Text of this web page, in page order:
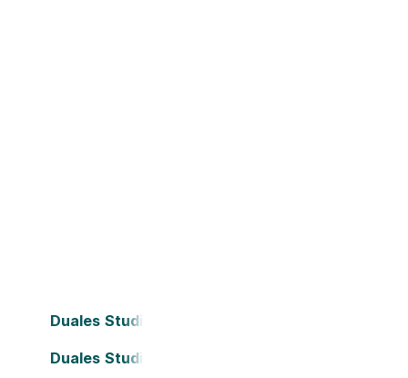
Duales Studium Bielefeld
Duales Studium Dortmund